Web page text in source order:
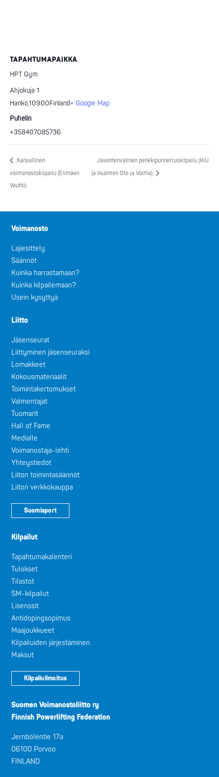
TAPAHTUMAPAIKKA
HPT Gym
Ahjokuja 1
Hanko,10900Finland+ Google Map
Puhelin
+358407085736
Kansallinen
voimanostokilpailu (Elimäen
Vauhti)
Jäsentenvälinen penkkipunnerruskilpailu (KiU
ja Iisalmen Ote ja Voima)
Voimanosto
Lajiesittely
Säännöt
Kuinka harrastamaan?
Kuinka kilpailemaan?
Usein kysyttyä
Liitto
Jäsenseurat
Liittyminen jäsenseuraksi
Lomakkeet
Kokousmateriaalit
Toimintakertomukset
Valmentajat
Tuomarit
Hall of Fame
Medialle
Voimanostaja-lehti
Yhteystiedot
Liiton toimintasäännöt
Liiton verkkokauppa
Suomisport
Kilpailut
Tapahtumakalenteri
Tulokset
Tilastot
SM-kilpailut
Lisenssit
Antidopingsopimus
Maajoukkueet
Kilpailuiden järjestäminen
Maksut
Kilpailuilmoitus
Suomen Voimanostoliitto ry
Finnish Powerlifting Federation
Jernbölentie 17a
06100 Porvoo
FINLAND